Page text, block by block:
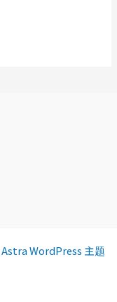
Astra WordPress 主题